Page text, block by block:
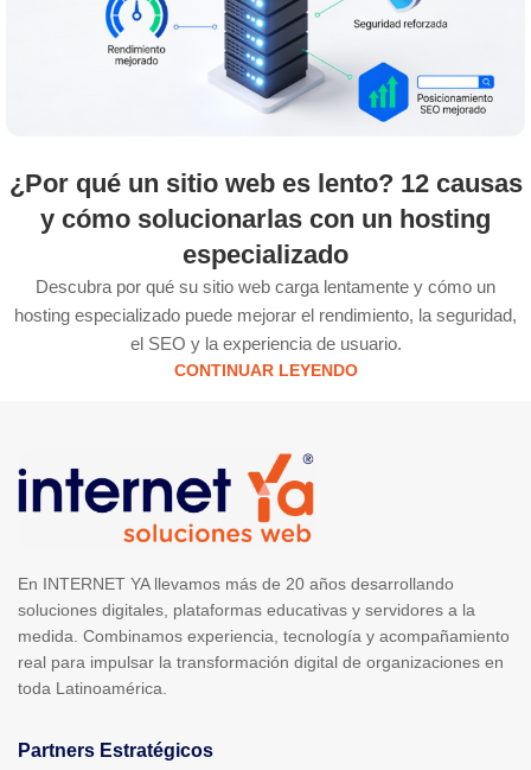
¿Por qué un sitio web es lento? 12 causas
y cómo solucionarlas con un hosting
especializado
Descubra por qué su sitio web carga lentamente y cómo un
hosting especializado puede mejorar el rendimiento, la seguridad,
el SEO y la experiencia de usuario.
CONTINUAR LEYENDO
En INTERNET YA llevamos más de 20 años desarrollando
soluciones digitales, plataformas educativas y servidores a la
medida. Combinamos experiencia, tecnología y acompañamiento
real para impulsar la transformación digital de organizaciones en
toda Latinoamérica.
Partners Estratégicos